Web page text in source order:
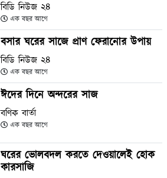
বিডি নিউজ ২৪
এক বছর আগে
বসার ঘরের সাজে প্রাণ ফেরানোর উপায়
বিডি নিউজ ২৪
এক বছর আগে
ঈদের দিনে অন্দরের সাজ
বণিক বার্তা
এক বছর আগে
ঘরের ভোলবদল করতে দেওয়ালেই হোক
কারসাজি